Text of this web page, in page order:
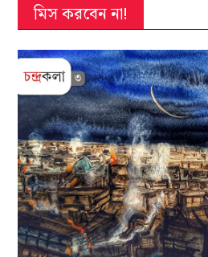
মিস করবেন না!